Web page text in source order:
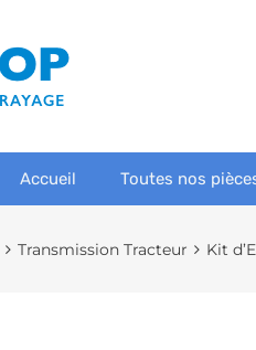
Accueil Toutes nos
Transmission Tracteur Kit